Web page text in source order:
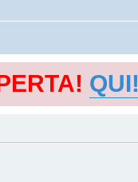
QUI!